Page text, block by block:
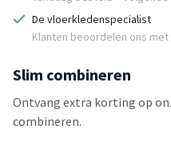
De vloerkledenspecialist
Klanten beoordelen ons met
Slim combineren
Ontvang extra korting op
combineren.